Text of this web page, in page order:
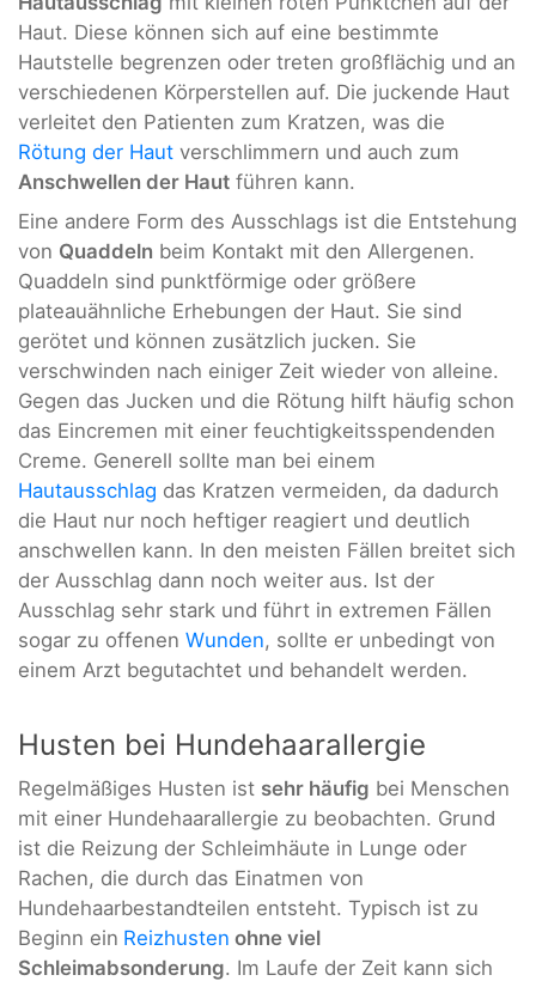
Haut. Diese können sich auf eine bestimmte
Hautstelle begrenzen oder treten großflächig und an
verschiedenen Körperstellen auf. Die juckende Haut
verleitet den Patienten zum Kratzen, was die
Rötung der Haut verschlimmern und auch zum
Anschwellen der Haut führen kann.
Eine andere Form des Ausschlags ist die Entstehung
von Quaddeln beim Kontakt mit den Allergenen.
Quaddeln sind punktförmige oder größere
plateauähnliche Erhebungen der Haut. Sie sind
gerötet und können zusätzlich jucken. Sie
verschwinden nach einiger Zeit wieder von alleine.
Gegen das Jucken und die Rötung hilft häufig schon
das Eincremen mit einer feuchtigkeitsspendenden
Creme. Generell sollte man bei einem
Hautausschlag das Kratzen vermeiden, da dadurch
die Haut nur noch heftiger reagiert und deutlich
anschwellen kann. In den meisten Fällen breitet sich
der Ausschlag dann noch weiter aus. Ist der
Ausschlag sehr stark und führt in extremen Fällen
sogar zu offenen Wunden, sollte er unbedingt von
einem Arzt begutachtet und behandelt werden.
Husten bei Hundehaarallergie
Regelmäßiges Husten ist sehr häufig bei Menschen
mit einer Hundehaarallergie zu beobachten. Grund
ist die Reizung der Schleimhäute in Lunge oder
Rachen, die durch das Einatmen von
Hundehaarbestandteilen entsteht. Typisch ist zu
Beginn ein Reizhusten ohne viel
Schleimabsonderung. Im Laufe der Zeit kann sich